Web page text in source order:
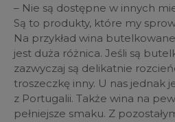
– Nie są dostępne w innych
Są to produkty, które my
Na przykład wina
jest duża różnica. Jeśli są
zazwyczaj są delikatnie
troszeczkę inny. U nas jednak
z Portugalii. Także wina na
pełniejsze smaku. Z